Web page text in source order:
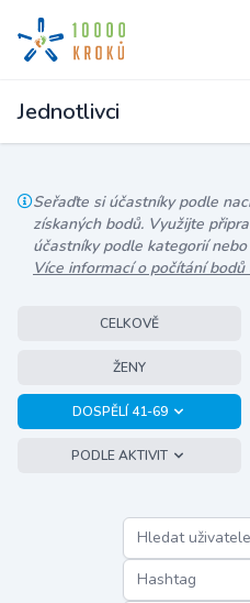
Jednotlivci
Seřaďte si účastníky podle
získaných bodů. Využijte
účastníky podle kategorií
Více informací o počítání
CELKOVĚ
ŽENY
DOSPĚLÍ 41-69
PODLE AKTIVIT
Hashtag